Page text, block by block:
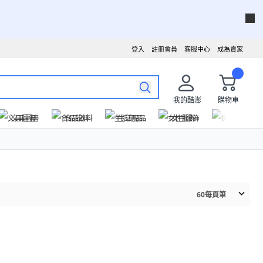
成為賣家
客服中心
註冊會員
登入
我的酷澎
購物車
文具圖書
食品飲料 生活用品 女性服飾
60每頁筆